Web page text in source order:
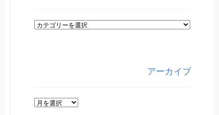
カ
アーカイブ
ア